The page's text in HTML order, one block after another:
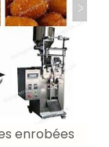
enrobées